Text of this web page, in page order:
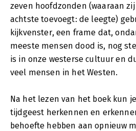
zeven hoofdzonden (waaraan
achtste toevoegt: de leegte)
kijkvenster, een frame dat,
meeste mensen dood is, nog
is in onze westerse cultuur en
veel mensen in het Westen.
Na het lezen van het boek kun
tijdgeest herkennen en
behoefte hebben aan opnieuw